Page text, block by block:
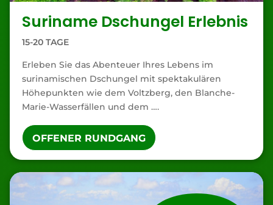
Suriname Dschungel Erlebnis
15-20 TAGE
Erleben Sie das Abenteuer Ihres Lebens im
surinamischen Dschungel mit spektakulären
Höhepunkten wie dem Voltzberg, den Blanche-
Marie-Wasserfällen und dem ….
OFFENER RUNDGANG